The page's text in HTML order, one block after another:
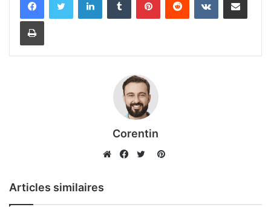
Imprimer
Corentin
Pinterest
Articles similaires